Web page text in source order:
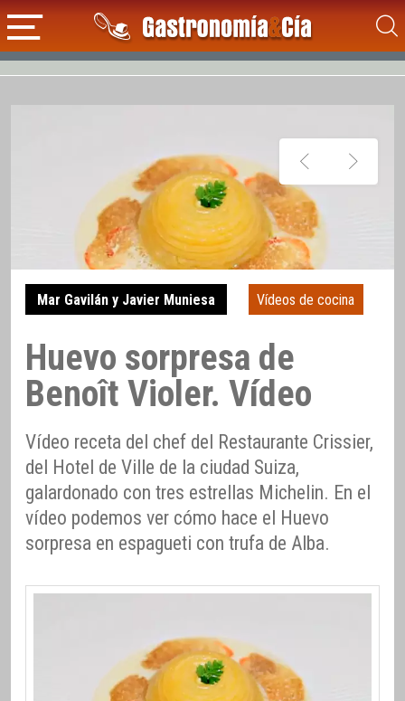
Mar Gavilán y Javier Muniesa Vídeos de cocina
Huevo sorpresa de
Benoît Violer. Vídeo
Vídeo receta del chef del Restaurante Crissier,
del Hotel de Ville de la ciudad Suiza,
galardonado con tres estrellas Michelin. En el
vídeo podemos ver cómo hace el Huevo
sorpresa en espagueti con trufa de Alba.